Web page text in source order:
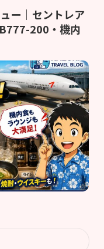
ー｜セントレア
200・機内